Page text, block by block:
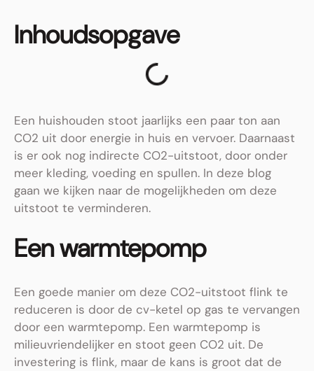
Inhoudsopgave
Een huishouden stoot jaarlijks een paar ton aan
CO2 uit door energie in huis en vervoer. Daarnaast
is er ook nog indirecte CO2-uitstoot, door onder
meer kleding, voeding en spullen. In deze blog
gaan we kijken naar de mogelijkheden om deze
uitstoot te verminderen.
Een warmtepomp
Een goede manier om deze CO2-uitstoot flink te
reduceren is door de cv-ketel op gas te vervangen
door een warmtepomp. Een warmtepomp is
milieuvriendelijker en stoot geen CO2 uit. De
investering is flink, maar de kans is groot dat de